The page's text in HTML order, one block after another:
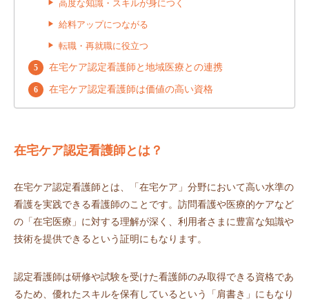
高度な知識・スキルが身につく
給料アップにつながる
転職・再就職に役立つ
在宅ケア認定看護師と地域医療との連携
在宅ケア認定看護師は価値の高い資格
在宅ケア認定看護師とは？
在宅ケア認定看護師とは、「在宅ケア」分野において高い水準の
看護を実践できる看護師のことです。訪問看護や医療的ケアなど
の「在宅医療」に対する理解が深く、利用者さまに豊富な知識や
技術を提供できるという証明にもなります。
認定看護師は研修や試験を受けた看護師のみ取得できる資格であ
るため、優れたスキルを保有しているという「肩書き」にもなり